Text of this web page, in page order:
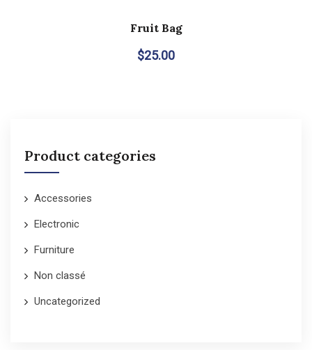
Fruit Bag
$25.00
Product categories
Accessories
Electronic
Furniture
Non classé
Uncategorized